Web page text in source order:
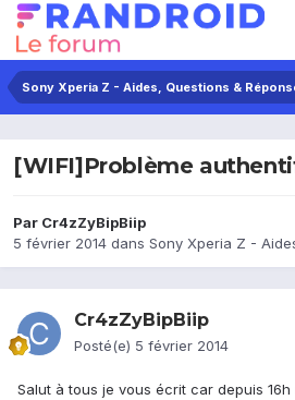
Sony Xperia Z - Aides, Questions &
[WIFI]Problème
Par Cr4zZyBipBiip
5 février 2014 dans Sony Xperia Z -
Cr4zZyBipBiip
Posté(e) 5 février 2014
Salut à tous je vous écrit car depuis